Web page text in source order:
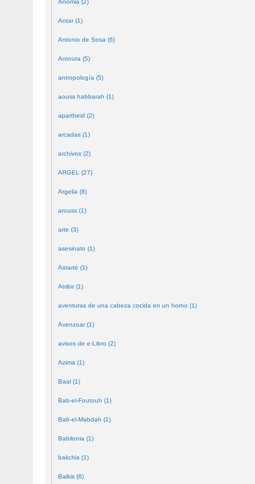
Anomia (2)
Antar (1)
Antonio de Sosa (6)
Antoura (5)
antropología (5)
aouss habbarah (1)
apartheid (2)
arcadas (1)
archivos (2)
ARGEL (27)
Argelia (8)
arouss (1)
arte (3)
asesinato (1)
Astarté (1)
Atribir (1)
aventuras de una cabeza cocida en un horno (1)
Avenzoar (1)
avisos de e-Libro (2)
Azima (1)
Baal (1)
Bab-el-Foutouh (1)
Bab-el-Mabdah (1)
Babilonia (1)
bakchis (1)
Balkis (6)